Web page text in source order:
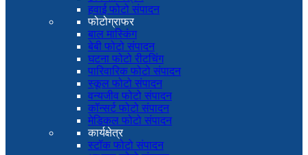
हवाई फोटो संपादन
फोटोग्राफर
बाल मास्किंग
बेबी फोटो संपादन
घटना फोटो रीटचिंग
पारिवारिक फोटो संपादन
स्कूल फोटो संपादन
वन्यजीव फोटो संपादन
कॉन्सर्ट फोटो संपादन
मेडिकल फोटो संपादन
कार्यक्षेत्र
स्टॉक फोटो संपादन